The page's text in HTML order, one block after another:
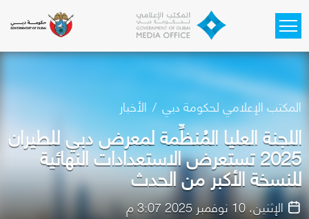
المكتب الإعلامي لحكومة دبي الأخبار
اللجنة العليا المُنظِّمة لمعرض دبي للطيران
2025 تستعرض الاستعدادات النهائية
للنسخة الأكبر من الحدث
الإثنين، 10 نوفمبر 2025 3:07 م